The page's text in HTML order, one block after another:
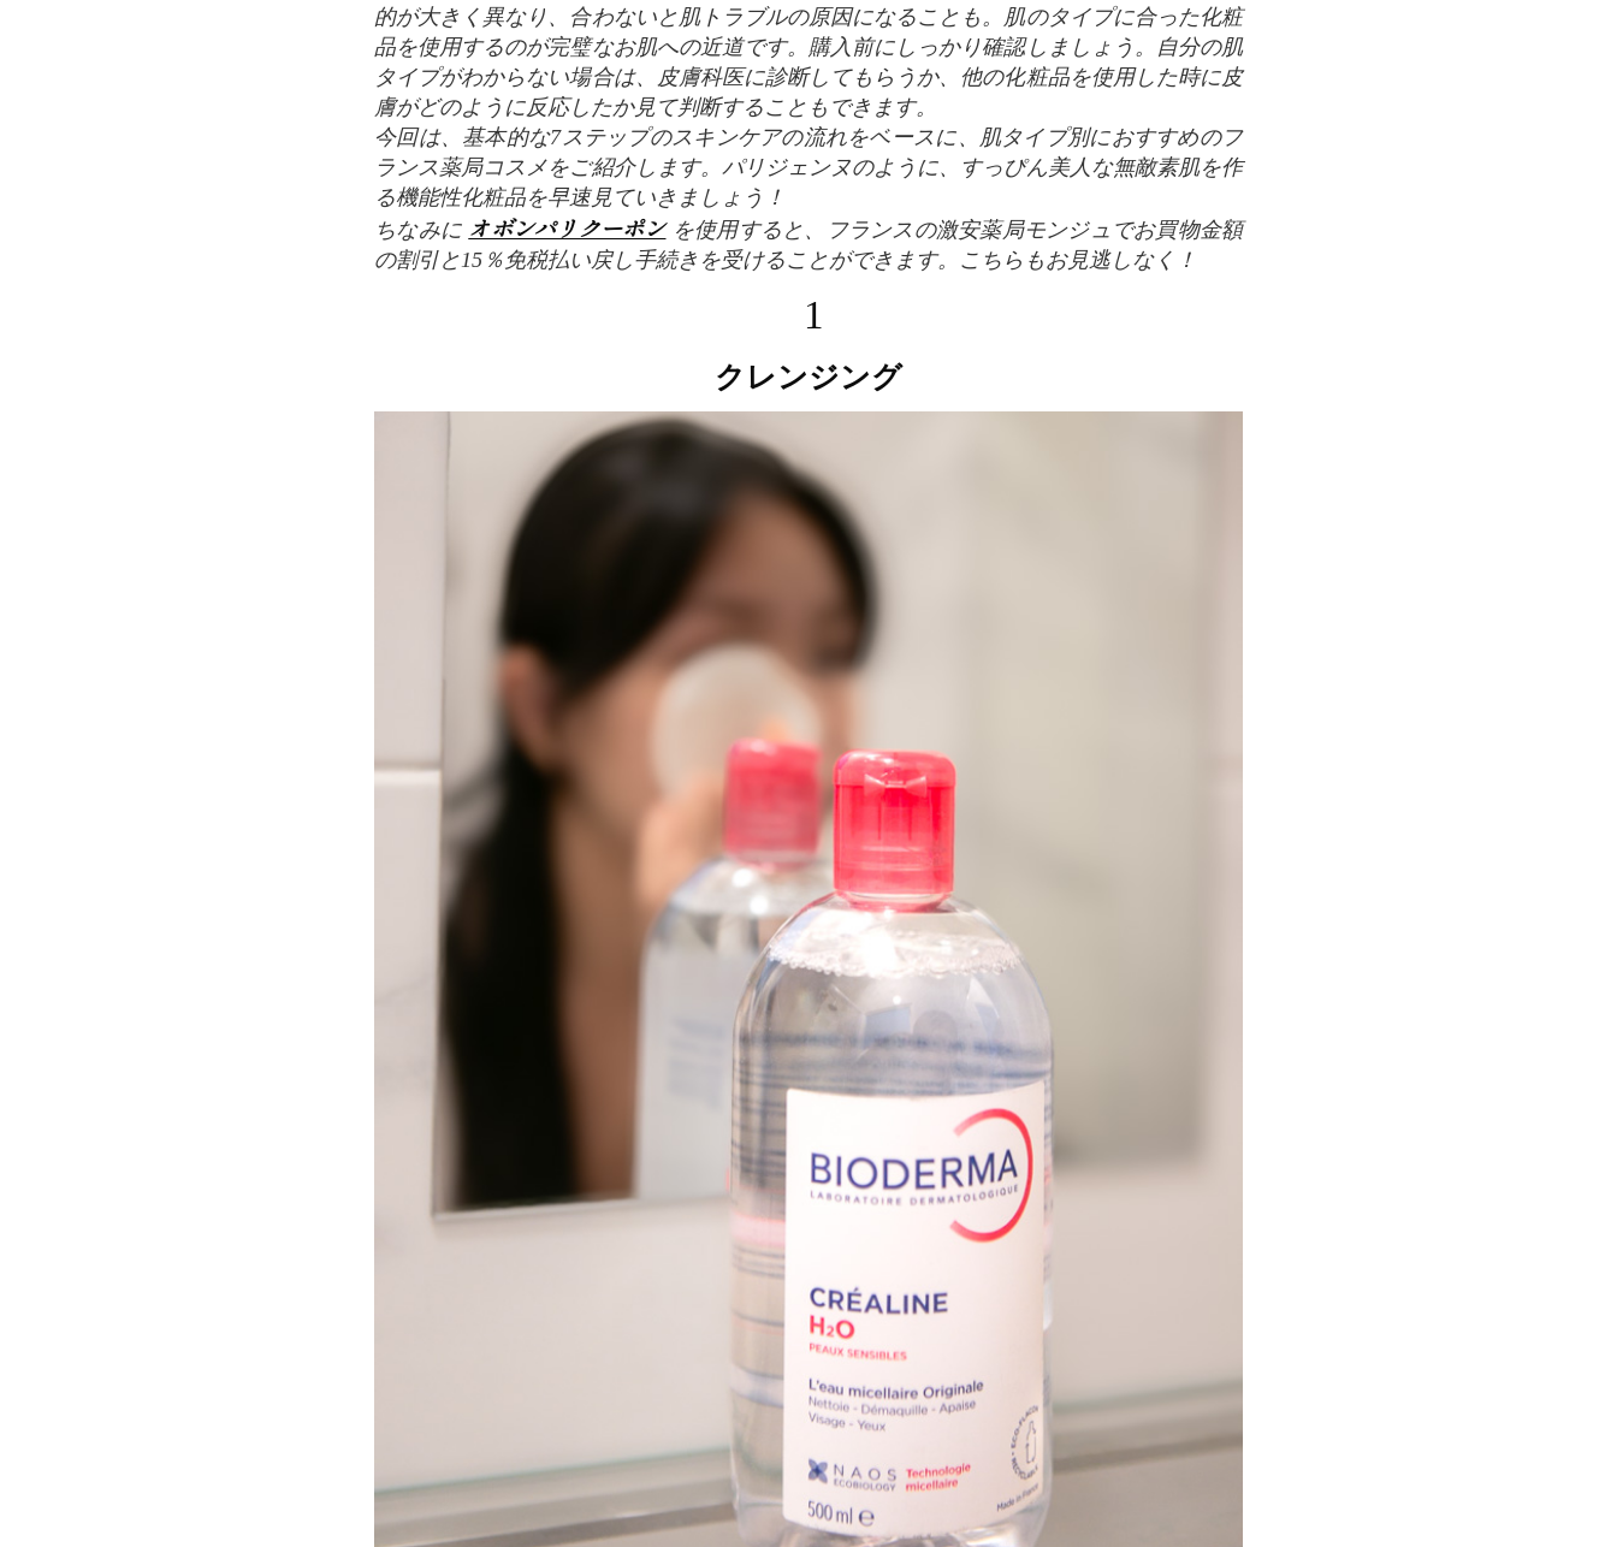
的が大きく異なり、合わないと肌トラブルの原因になることも。肌のタイプに合った化粧
品を使用するのが完璧なお肌への近道です。購入前にしっかり確認しましょう。自分の肌
タイプがわからない場合は、皮膚科医に診断してもらうか、他の化粧品を使用した時に皮
膚がどのように反応したか見て判断することもできます。
今回は、基本的な7ステップのスキンケアの流れをベースに、肌タイプ別におすすめのフ
ランス薬局コスメをご紹介します。パリジェンヌのように、すっぴん美人な無敵素肌を作
る機能性化粧品を早速見ていきましょう！
ちなみに オボンパリクーポンを使用すると、フランスの激安薬局モンジュでお買物金額
の割引と15％免税払い戻し手続きを受けることができます。こちらもお見逃しなく！
1
クレンジング